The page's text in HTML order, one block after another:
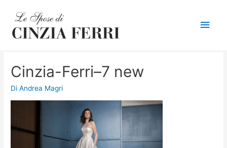
Cinzia-Ferri–7 new
DiAndrea Magri